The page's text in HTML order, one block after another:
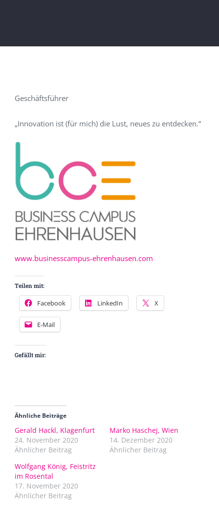
Geschäftsführer
„Innovation ist (für mich) die Lust, neues zu entdecken.“
www.businesscampus-ehrenhausen.com
Teilen mit:
Facebook LinkedIn X
E-Mail
Gefällt mir:
Ähnliche Beiträge
Gerald Hackl, Klagenfurt
24. November 2020
Ähnlicher Beitrag
Marko Haschej, Wien
14. Dezember 2020
Ähnlicher Beitrag
Wolfgang König, Feistritz
im Rosental
17. November 2020
Ähnlicher Beitrag